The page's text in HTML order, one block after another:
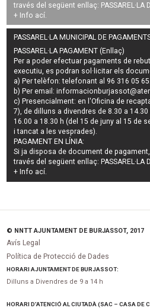
través del següent enllaç: PASSAREL·LA
+ Info ací.
PASSAREL·LA MUNICIPAL DE
PASSAREL·LA PAGAMENT (Enllaç)
Per a poder efectuar pagaments de
executiu, es podran sol·licitar els
a) Per telèfon: telefonant al 96 316 05 65.
b) Per email:
c) Presencialment: en l'Oficina de
7), de dilluns a divendres de 8.30 a
16.00 a 18.30 h (del 15 de juny al 15 de
i tancat a les vesprades).
PAGAMENT EN LÍNIA:
Si ja disposa de document de
través del següent enllaç: PASSAREL·LA
+ Info ací.
© NNTT AJUNTAMENT DE BURJASSOT, 2017
Avís Legal
Política de Protecció de Dades
HORARI AJUNTAMENT DE BURJASSOT:
Dilluns a Divendres de 9 a 14 h
HORARI D’ATENCIÓ AL CIUTADÀ (SAC – CASA DE